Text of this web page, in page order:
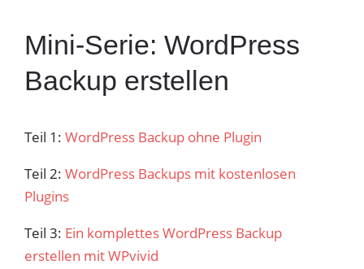
Mini-Serie: WordPress
Backup erstellen
Teil 1: WordPress Backup ohne Plugin
Teil 2: WordPress Backups mit kostenlosen
Plugins
Teil 3: Ein komplettes WordPress Backup
erstellen mit WPvivid